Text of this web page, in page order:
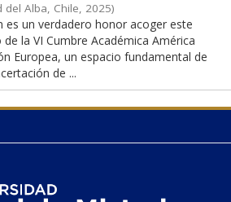
del Alba, Chile, 2025)
es un verdadero honor acoger este
la VI Cumbre Académica América
Europea, un espacio fundamental de
de ...